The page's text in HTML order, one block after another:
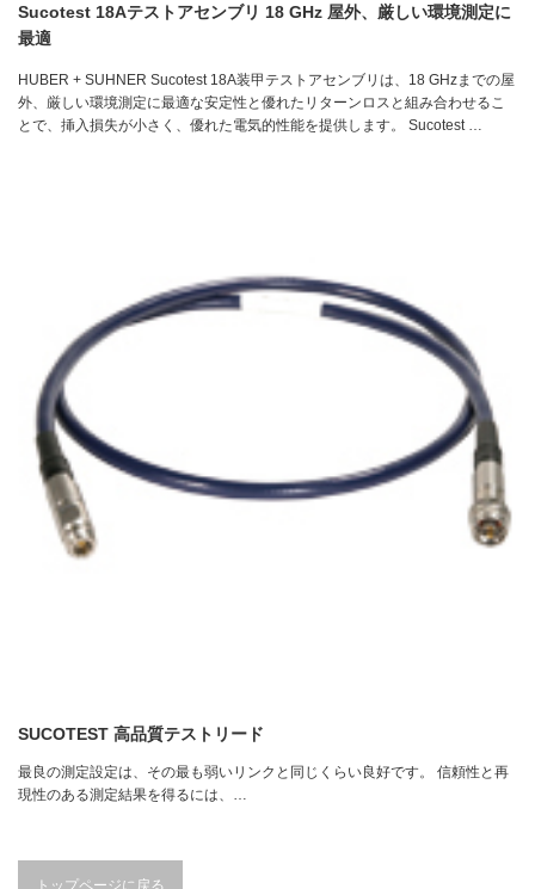
Sucotest 18Aテストアセンブリ 18 GHz 屋外、厳しい環境測定に
最適
HUBER + SUHNER Sucotest 18A装甲テストアセンブリは、18 GHzまでの屋
外、厳しい環境測定に最適な安定性と優れたリターンロスと組み合わせるこ
とで、挿入損失が小さく、優れた電気的性能を提供します。 Sucotest …
SUCOTEST 高品質テストリード
最良の測定設定は、その最も弱いリンクと同じくらい良好です。 信頼性と再
現性のある測定結果を得るには、…
トップページに戻る